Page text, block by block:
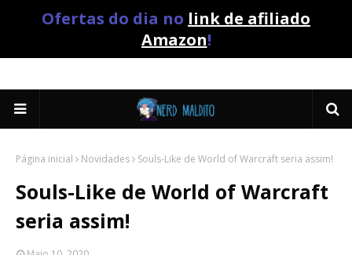
Ofertas do dia no link de afiliado
Amazon!
Página inicial Novidades Souls-Like de World of Warcraft seria assim!
Souls-Like de World of Warcraft
seria assim!